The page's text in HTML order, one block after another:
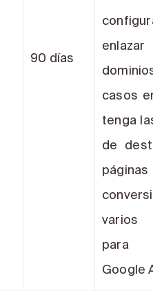
90 días
casos
tenga
de
varios
para
Google